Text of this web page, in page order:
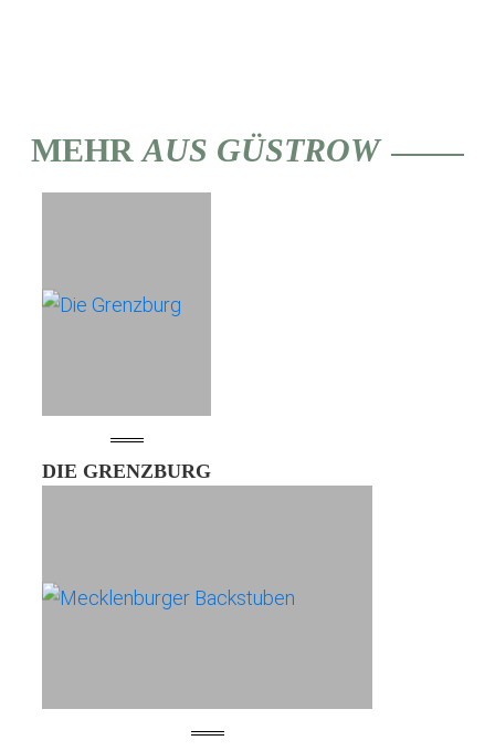
MEHRAUS GÜSTROW
DIE GRENZBURG